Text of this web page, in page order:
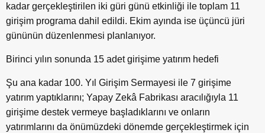
kadar gerçekleştirilen iki güri günü etkinliği ile toplam 11
girişim programa dahil edildi. Ekim ayında ise üçüncü jüri
gününün düzenlenmesi planlanıyor.
Birinci yılın sonunda 15 adet girişime yatırım hedefi
Şu ana kadar 100. Yıl Girişim Sermayesi ile 7 girişime
yatırım yaptıklarını; Yapay Zekâ Fabrikası aracılığıyla 11
girişime destek vermeye başladıklarını ve onların
yatırımlarını da önümüzdeki dönemde gerçekleştirmek için